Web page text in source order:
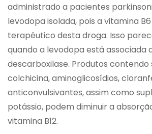
administrado a pacientes
levodopa isolada, pois a vitamina
terapêutico desta droga. Isso
quando a levodopa está associada
descarboxilase. Produtos contendo
colchicina, aminoglicosídios,
anticonvulsivantes, assim como
potássio, podem diminuir a
vitamina B12.